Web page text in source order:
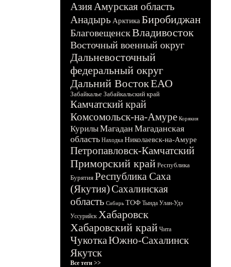
АзияАмурская область
Анадырь Арктика Биробиджан
БлаговещенскВладивосток
Восточный военный округ
Дальневосточный
федеральный округ
Дальний ВостокЕАО
Забайкалье Забайкальский край
Камчатский край
Комсомольск-на-Амуре Корякия
КурилыМагадан Магаданская
область Находка Николаевск-на-Амуре
Петропавловск-Камчатский
Приморский край Республика
Бурятия Республика Саха
(Якутия)Сахалинская
область Сибирь ТОФ Тында Улан-Удэ
Уссурийск Хабаровск
Хабаровский край Чита
ЧукоткаЮжно-Сахалинск
Якутск
Все теги >>